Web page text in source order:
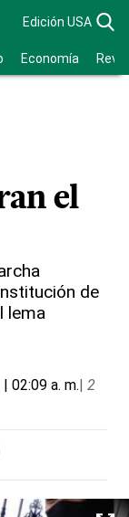
Edición USA
Economía
el
de
lema
02:09 a. m.| 2